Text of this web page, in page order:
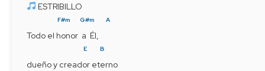
ESTRIBILLO
F#m G#m A
Todo el honor  a  Él,
E B
dueño y creador eterno